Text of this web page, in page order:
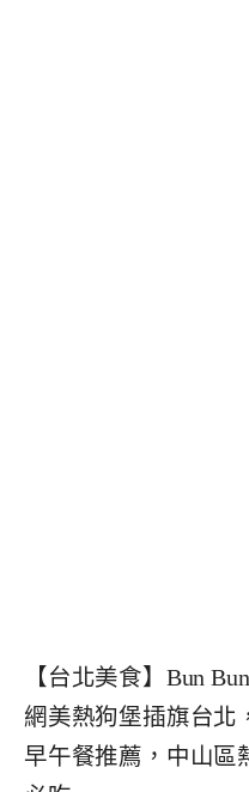
【台北美食】Bun
網美熱狗堡插旗台北
早午餐推薦，中山區